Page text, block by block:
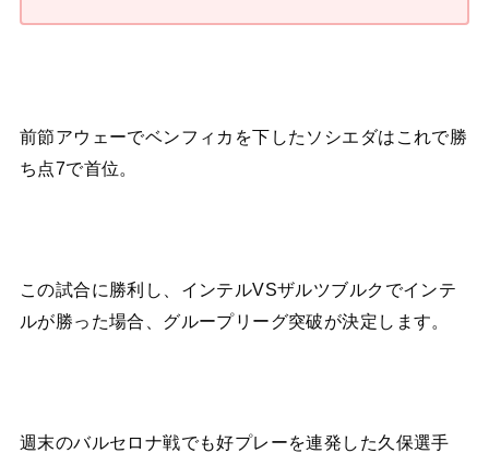
前節アウェーでベンフィカを下したソシエダはこれで勝
ち点7で首位。
この試合に勝利し、インテルVSザルツブルクでインテ
ルが勝った場合、グループリーグ突破が決定します。
週末のバルセロナ戦でも好プレーを連発した久保選手